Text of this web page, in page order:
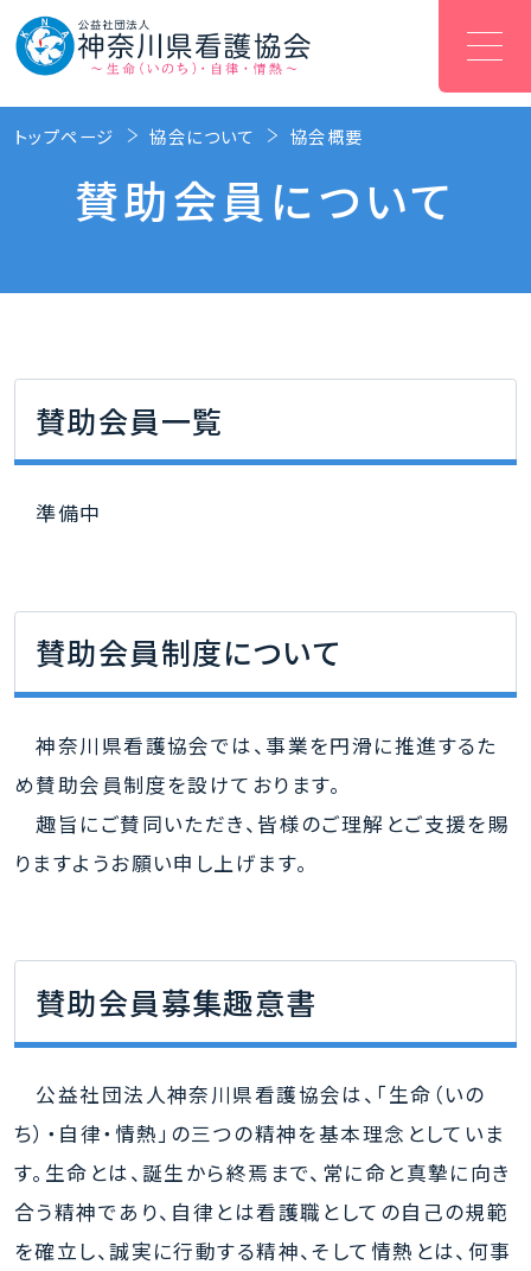
トップページ 協会について 協会概要
賛助会員について
賛助会員一覧
準備中
賛助会員制度について
神奈川県看護協会では、事業を円滑に推進するた
め賛助会員制度を設けております。
趣旨にご賛同いただき、皆様のご理解とご支援を賜
りますようお願い申し上げます。
賛助会員募集趣意書
公益社団法人神奈川県看護協会は、「生命（いの
ち）・自律・情熱」の三つの精神を基本理念としていま
す。生命とは、誕生から終焉まで、常に命と真摯に向き
合う精神であり、自律とは看護職としての自己の規範
を確立し、誠実に行動する精神、そして情熱とは、何事